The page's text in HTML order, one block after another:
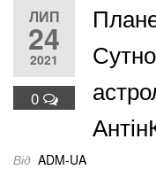
ЛИП
24
2021
0
Від ADM-UA